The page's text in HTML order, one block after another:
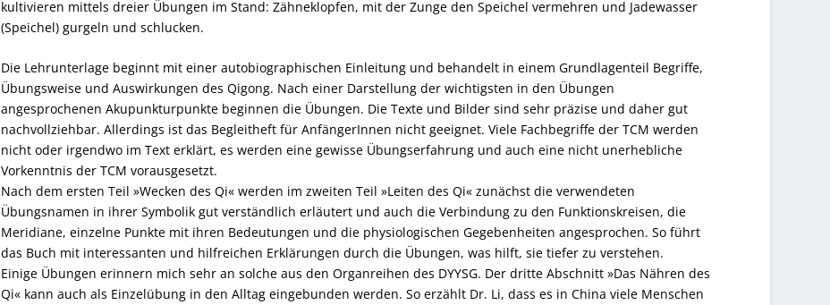
kultivieren mittels dreier Übungen im Stand: Zähneklopfen, mit der Zunge den Speichel vermehren und Jadewasser
(Speichel) gurgeln und schlucken.
Die Lehrunterlage beginnt mit einer autobiographischen Einleitung und behandelt in einem Grundlagenteil Begriffe,
Übungsweise und Auswirkungen des Qigong. Nach einer Darstellung der wichtigsten in den Übungen
angesprochenen Akupunkturpunkte beginnen die Übungen. Die Texte und Bilder sind sehr präzise und daher gut
nachvollziehbar. Allerdings ist das Begleitheft für AnfängerInnen nicht geeignet. Viele Fachbegriffe der TCM werden
nicht oder irgendwo im Text erklärt, es werden eine gewisse Übungserfahrung und auch eine nicht unerhebliche
Vorkenntnis der TCM vorausgesetzt.
Nach dem ersten Teil »Wecken des Qi« werden im zweiten Teil »Leiten des Qi« zunächst die verwendeten
Übungsnamen in ihrer Symbolik gut verständlich erläutert und auch die Verbindung zu den Funktionskreisen, die
Meridiane, einzelne Punkte mit ihren Bedeutungen und die physiologischen Gegebenheiten angesprochen. So führt
das Buch mit interessanten und hilfreichen Erklärungen durch die Übungen, was hilft, sie tiefer zu verstehen.
Einige Übungen erinnern mich sehr an solche aus den Organreihen des DYYSG. Der dritte Abschnitt »Das Nähren des
Qi« kann auch als Einzelübung in den Alltag eingebunden werden. So erzählt Dr. Li, dass es in China viele Menschen